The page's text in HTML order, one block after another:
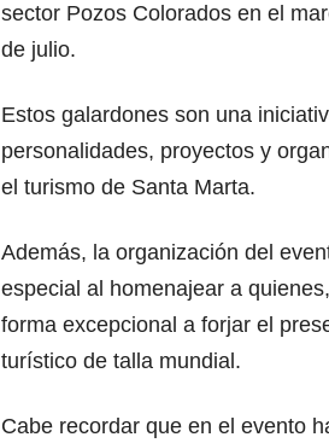
sector Pozos Colorados en el
de julio.
Estos galardones son una
personalidades, proyectos y
el turismo de Santa Marta.
Además, la organización del
especial al homenajear a
forma excepcional a forjar el
turístico de talla mundial.
Cabe recordar que en el evento